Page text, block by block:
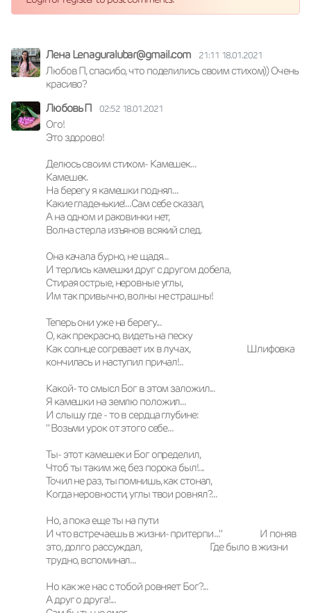
Лена Lenaguralubar@gmail.com 21:11 18.01.2021
Любов П, спасибо, что поделились своим стихом)) Очень
красиво?
Любовь П 02:52 18.01.2021
Ого!
Это здорово!
Делюсь своим стихом- Камешек...
Камешек.
На берегу я камешки поднял...
Какие гладенькие!...Сам себе сказал,
А на одном и раковинки нет,
Волна стерла изъянов всякий след.
Она качала бурно, не щадя...
И терлись камешки друг с другом добела,
Стирая острые, неровные углы,
Им так привычно, волны не страшны!
Теперь они уже на берегу...
О, как прекрасно, видеть на песку
Как солнце согревает их в лучах,                            Шлифовка
кончилась и наступил причал!..
Какой- то смысл Бог в этом заложил...
Я камешки на землю положил...
И слышу где - то в сердца глубине:
" Возьми урок от этого себе...
Ты- этот камешек и Бог определил,
Чтоб ты таким же, без порока был!...
Точил не раз, ты помнишь, как стонал,
Когда неровности, углы твои ровнял?...
Но, а пока еще ты на пути
И что встречаешь в жизни- притерпи ..."                   И поняв
это, долго рассуждал,                                  Где было в жизни
трудно, вспоминал...
Но как же нас с тобой ровняет Бог?...
А друг о друга!...